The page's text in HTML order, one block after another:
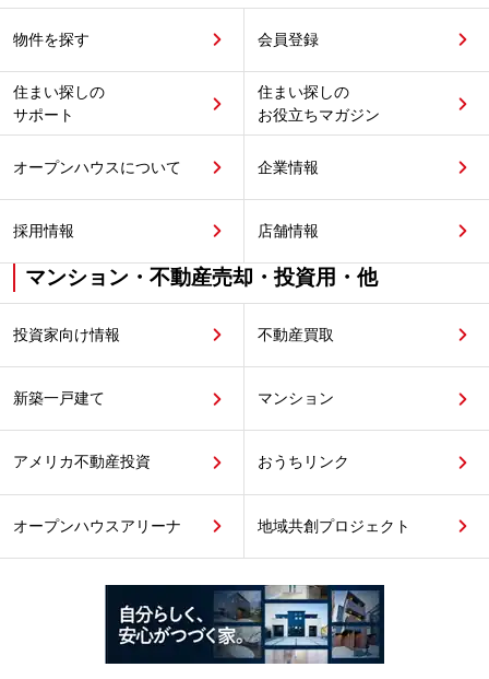
物件を探す 会員登録
住まい探しの
サポート
住まい探しの
お役立ちマガジン
オープンハウスについて 企業情報
採用情報 店舗情報
マンション・不動産売却・投資用・他
投資家向け情報 不動産買取
新築一戸建て マンション
アメリカ不動産投資 おうちリンク
オープンハウスアリーナ 地域共創プロジェクト